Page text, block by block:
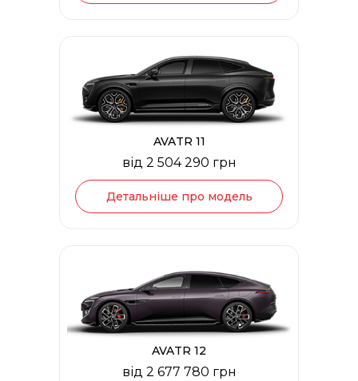
AVATR 12
від 2 677 780 грн
AVATR 11
Детальніше про модель
від 2 504 290 грн